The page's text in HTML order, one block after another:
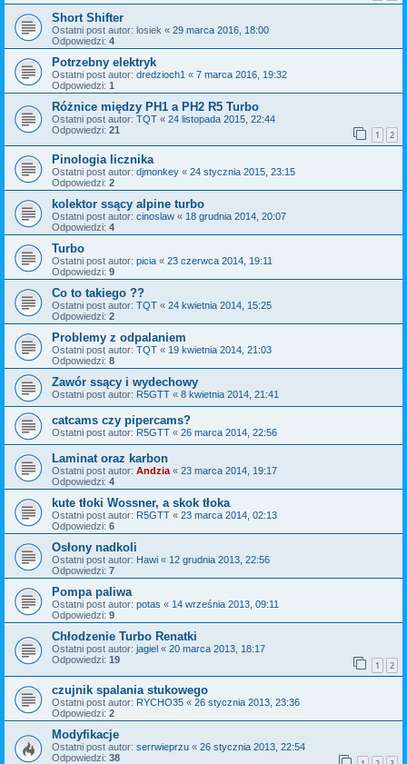
Short Shifter
Ostatni post autor: losiek « 29 marca 2016, 18:00
Odpowiedzi: 4
Potrzebny elektryk
Ostatni post autor: dredzioch1 « 7 marca 2016, 19:32
Odpowiedzi: 1
Różnice między PH1 a PH2 R5 Turbo
Ostatni post autor: TQT « 24 listopada 2015, 22:44
Odpowiedzi: 21 1 2
Pinologia licznika
Ostatni post autor: djmonkey « 24 stycznia 2015, 23:15
Odpowiedzi: 2
kolektor ssący alpine turbo
Ostatni post autor: cinoslaw « 18 grudnia 2014, 20:07
Odpowiedzi: 4
Turbo
Ostatni post autor: picia « 23 czerwca 2014, 19:11
Odpowiedzi: 9
Co to takiego ??
Ostatni post autor: TQT « 24 kwietnia 2014, 15:25
Odpowiedzi: 2
Problemy z odpalaniem
Ostatni post autor: TQT « 19 kwietnia 2014, 21:03
Odpowiedzi: 8
Zawór ssący i wydechowy
Ostatni post autor: R5GTT « 8 kwietnia 2014, 21:41
catcams czy pipercams?
Ostatni post autor: R5GTT « 26 marca 2014, 22:56
Laminat oraz karbon
Ostatni post autor: Andzia« 23 marca 2014, 19:17
Odpowiedzi: 4
kute tłoki Wossner, a skok tłoka
Ostatni post autor: R5GTT « 23 marca 2014, 02:13
Odpowiedzi: 6
Osłony nadkoli
Ostatni post autor: Hawi « 12 grudnia 2013, 22:56
Odpowiedzi: 7
Pompa paliwa
Ostatni post autor: potas « 14 września 2013, 09:11
Odpowiedzi: 9
Chłodzenie Turbo Renatki
Ostatni post autor: jagiel « 20 marca 2013, 18:17
Odpowiedzi: 19 1 2
czujnik spalania stukowego
Ostatni post autor: RYCHO35 « 26 stycznia 2013, 23:36
Odpowiedzi: 2
Modyfikacje
Ostatni post autor: serrwieprzu « 26 stycznia 2013, 22:54
Odpowiedzi: 38